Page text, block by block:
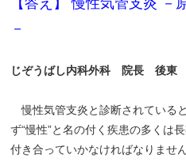
【答え】 慢性気管支炎 －
－
じぞうばし内科外科 院長 後東
慢性気管支炎と診断されている
ず“慢性”と名の付く疾患の多くは
付き合っていかなければなりませ